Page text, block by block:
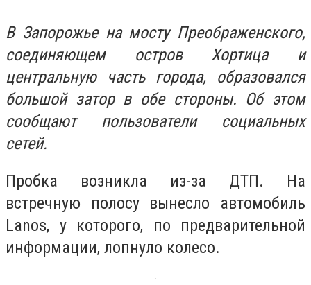
В Запорожье на мосту Преображенского,
соединяющем остров Хортица и
центральную часть города, образовался
большой затор в обе стороны. Об этом
сообщают пользователи социальных
сетей.
Пробка возникла из-за ДТП. На
встречную полосу вынесло автомобиль
Lanos, у которого, по предварительной
информации, лопнуло колесо.